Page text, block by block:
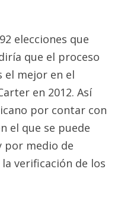
elecciones que
que el proceso
el mejor en el
en 2012. Así
por contar con
el que se puede
por medio de
verificación de los